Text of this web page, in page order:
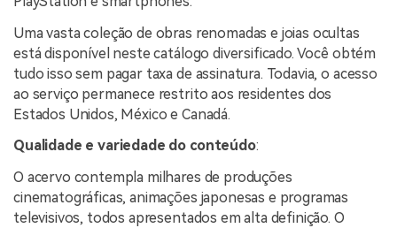
Uma vasta coleção de obras renomadas e joias ocultas
está disponível neste catálogo diversificado. Você obtém
tudo isso sem pagar taxa de assinatura. Todavia, o acesso
ao serviço permanece restrito aos residentes dos
Estados Unidos, México e Canadá.
Qualidade e variedade do conteúdo:
O acervo contempla milhares de produções
cinematográficas, animações japonesas e programas
televisivos, todos apresentados em alta definição. O